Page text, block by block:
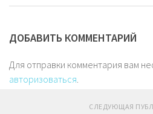
ДОБАВИТЬ КОММЕНТАРИЙ
Для отправки комментария вам
авторизоваться
СЛЕДУЮЩАЯ